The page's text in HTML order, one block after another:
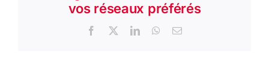
vos réseaux préférés
Facebook
X LinkedInWhatsApp
Email